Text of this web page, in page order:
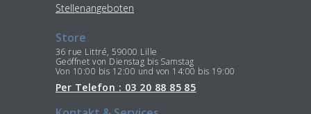
Stellenangeboten
Store
36 rue Littré, 59000 Lille
Geöffnet von Dienstag bis Samstag
Von 10:00 bis 12:00 und von 14:00 bis 19:00
Per Telefon : 03 20 88 85 85